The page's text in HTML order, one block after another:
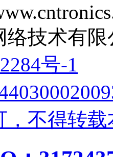
络技术有
号-1
，不得转